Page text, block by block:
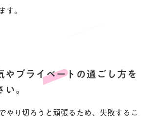
す。
やプライベートの過ごし方を
。
やり切ろうと頑張るため、失敗するこ